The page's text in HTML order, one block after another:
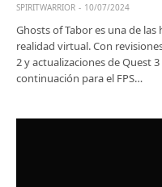
SPIRITWARRIOR 10/07/2024
Ghosts of Tabor es una de
realidad virtual. Con
2 y actualizaciones de Quest
continuación para el FPS…